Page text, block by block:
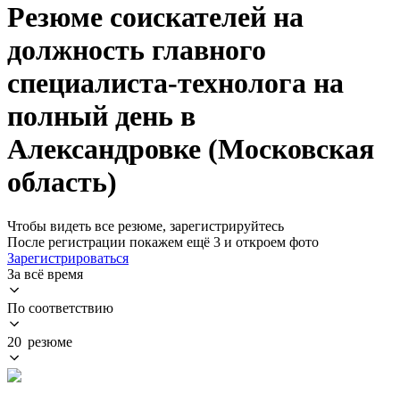
Резюме соискателей на
должность главного
специалиста-технолога на
полный день в
Александровке (Московская
область)
Чтобы видеть все резюме, зарегистрируйтесь
После регистрации покажем ещё 3 и откроем фото
Зарегистрироваться
За всё время
По соответствию
20 резюме